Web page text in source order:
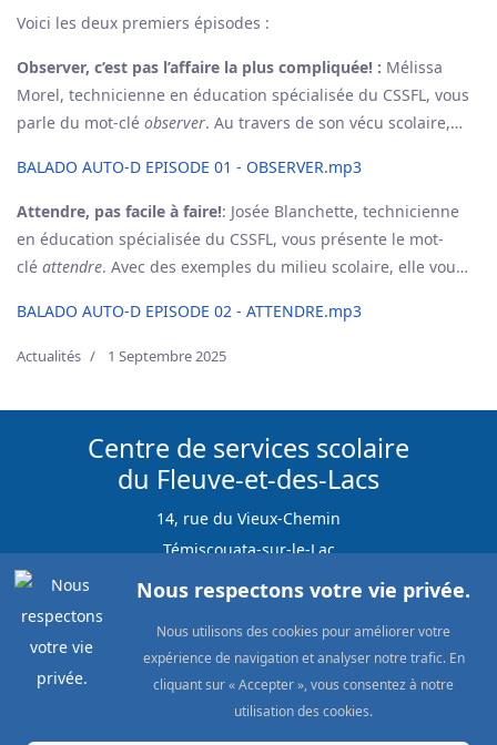
Voici les deux premiers épisodes :
Observer, c’est pas l’affaire la plus compliquée! : Mélissa
Morel, technicienne en éducation spécialisée du CSSFL, vous
parle du mot-clé observer. Au travers de son vécu scolaire,
afin de prendre du recul en s’appuyant sur des faits. Cela
permet ensuite de cibler un objectif et des moyens avec
l’équipe et l’élève concerné.
BALADO AUTO-D EPISODE 01 - OBSERVER.mp3
Attendre, pas facile à faire!: Josée Blanchette, technicienne
en éducation spécialisée du CSSFL, vous présente le mot-
clé attendre. Avec des exemples du milieu scolaire, elle vous
en action et d’essayer quelque chose. L’important est
d’accepter le rythme de chacun.
BALADO AUTO-D EPISODE 02 - ATTENDRE.mp3
Actualités 1 Septembre 2025
Centre de services scolaire
du Fleuve-et-des-Lacs
14, rue du Vieux-Chemin
Témiscouata-sur-le-Lac
G0L 1E0
Téléphone : 418 854-2370
Télécopieur : 418 854-2715
Nous respectons votre vie privée.
Nous utilisons des cookies pour améliorer votre
expérience de navigation et analyser notre trafic. En
cliquant sur « Accepter », vous consentez à notre
utilisation des cookies.